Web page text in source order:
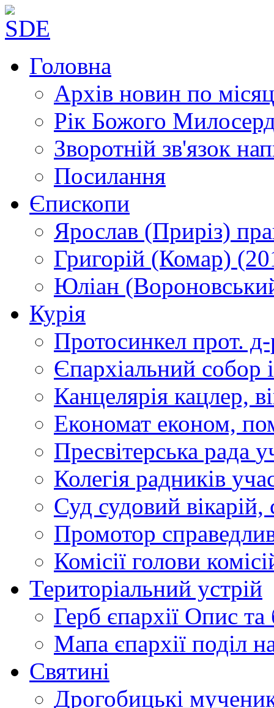
Головна
Архів новин по
Рік Божого
Зворотній зв'язок
Посилання
Єпископи
Ярослав (Приріз)
Григорій (Комар)
Юліан
Курія
Протосинкел прот.
Єпархіальний собор
Канцелярія кацлер,
Економат економ,
Пресвітерська рада
Колегія радників
Суд судовий вікарій,
Промотор
Комісії голови
Територіальний устрій
Герб єпархії Опис та
Мапа єпархії поділ
Святині
Дрогобицькі